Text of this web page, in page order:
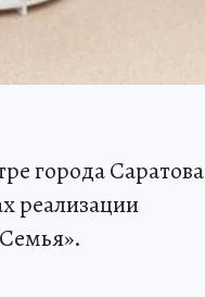
города Саратова
реализации